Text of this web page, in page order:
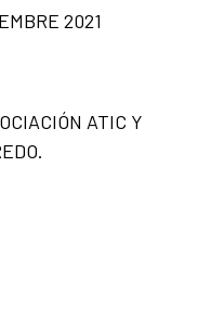
2021
ATIC Y